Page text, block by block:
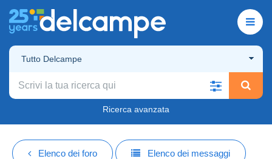
Tutto Delcampe
Ricerca avanzata
Elenco dei foro Elenco dei messaggi